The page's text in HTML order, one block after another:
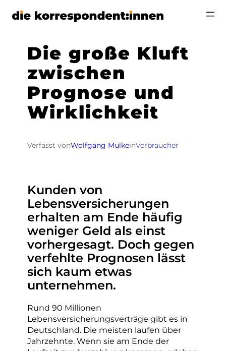
Zum
Die große Kluft
zwischen
Prognose und
Wirklichkeit
Verfasst vonWolfgang MulkeinVerbraucher
Kunden von
Lebensversicherungen
erhalten am Ende häufig
weniger Geld als einst
vorhergesagt. Doch gegen
verfehlte Prognosen lässt
sich kaum etwas
unternehmen.
Rund 90 Millionen
Lebensversicherungsverträge gibt es in
Deutschland. Die meisten laufen über
Jahrzehnte. Wenn sie am Ende der